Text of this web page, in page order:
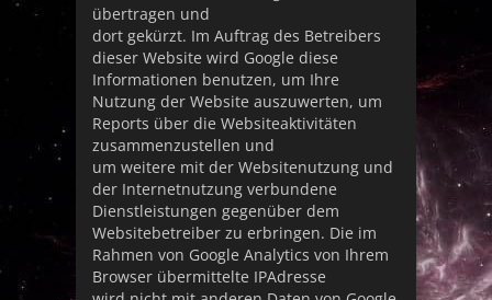
übertragen und
dort gekürzt. Im Auftrag des Betreibers
dieser Website wird Google diese
Informationen benutzen, um Ihre
Nutzung der Website auszuwerten, um
Reports über die Websiteaktivitäten
zusammenzustellen und
um weitere mit der Websitenutzung und
der Internetnutzung verbundene
Dienstleistungen gegenüber dem
Websitebetreiber zu erbringen. Die im
Rahmen von Google Analytics von Ihrem
Browser übermittelte IPAdresse